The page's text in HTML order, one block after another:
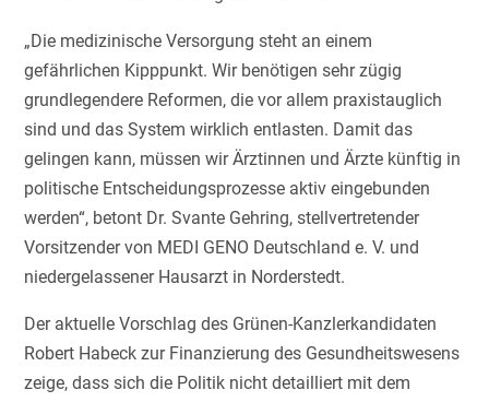
„Die medizinische Versorgung steht an einem
gefährlichen Kipppunkt. Wir benötigen sehr zügig
grundlegendere Reformen, die vor allem praxistauglich
sind und das System wirklich entlasten. Damit das
gelingen kann, müssen wir Ärztinnen und Ärzte künftig in
politische Entscheidungsprozesse aktiv eingebunden
werden“, betont Dr. Svante Gehring, stellvertretender
Vorsitzender von MEDI GENO Deutschland e. V. und
niedergelassener Hausarzt in Norderstedt.
Der aktuelle Vorschlag des Grünen-Kanzlerkandidaten
Robert Habeck zur Finanzierung des Gesundheitswesens
zeige, dass sich die Politik nicht detailliert mit dem